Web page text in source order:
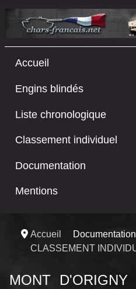
Accueil
Engins blindés
Liste chronologique
Classement individuel
Documentation
Mentions
Accueil Documentation
CLASSEMENT
MONT